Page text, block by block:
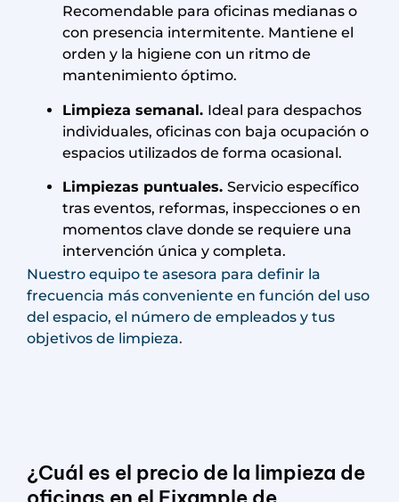
Recomendable para oficinas medianas o
con presencia intermitente. Mantiene el
orden y la higiene con un ritmo de
mantenimiento óptimo.
Limpieza semanal. Ideal para despachos
individuales, oficinas con baja ocupación o
espacios utilizados de forma ocasional.
Limpiezas puntuales. Servicio específico
tras eventos, reformas, inspecciones o en
momentos clave donde se requiere una
intervención única y completa.
Nuestro equipo te asesora para definir la
frecuencia más conveniente en función del uso
del espacio, el número de empleados y tus
objetivos de limpieza.
¿Cuál es el precio de la limpieza de